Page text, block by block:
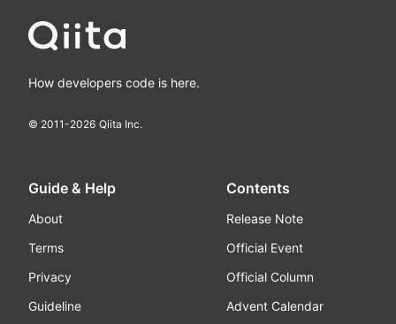
How developers code is here.
© 2011-2026 Qiita Inc.
Guide & Help
About
Terms
Privacy
Guideline
Contents
Release Note
Official Event
Official Column
Advent Calendar